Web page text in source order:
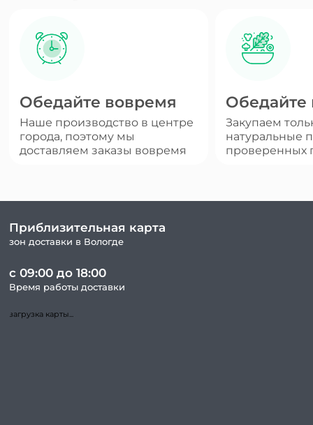
Обедайте вовремя
Наше производство в центре
города, поэтому мы
доставляем заказы вовремя
Обедайте
Закупаем
натуральные
проверенных
Приблизительная карта
зон доставки в Вологде
с 09:00 до 18:00
Время работы доставки
загрузка карты...